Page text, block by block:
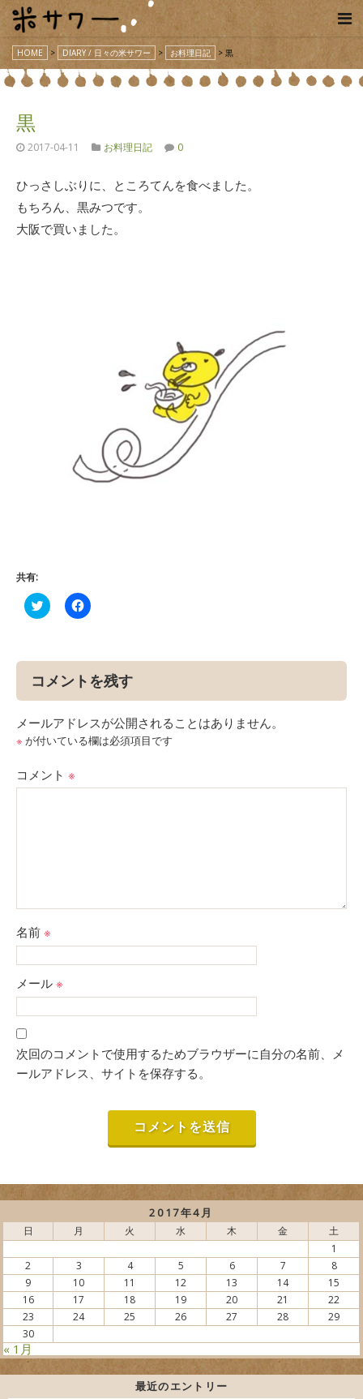
HOME > DIARY / 日々の米サワー > お料理日記 > 黒
黒
2017-04-11 お料理日記 0
ひっさしぶりに、ところてんを食べました。
もちろん、黒みつです。
大阪で買いました。
共有:
ク
リ
で
共
有
し
い
ウ
ド
ウ
で
Facebook
で
は
ク
リ
ク
し
て
く
(新
ま
コメントを残す
メールアドレスが公開されることはありません。
※ が付いている欄は必須項目です
コメント ※
名前 ※
メール ※
次回のコメントで使用するためブラウザーに自分の名前、メ
ールアドレス、サイトを保存する。
2017年4月
日 月 火 水 木 金
土
1
2
3 4 5 6 7
8
9
10 11 12 13 14
15
16
17 18 19 20 21
22
23
24 25 26 27 28
29
30
« 1月
最近のエントリー